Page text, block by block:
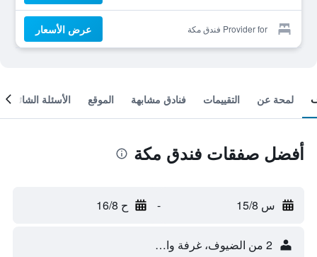
Provider for فندق مكة عرض الأسعار
لمحة عن التقييمات فنادق مشابهة الموقع الأسئلة الشائعة
أفضل صفقات فندق مكة
س 15/8 - ح 16/8
2 من الضيوف، غرفة واحدة